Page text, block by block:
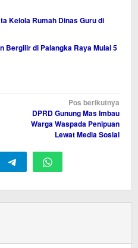
Kelola Rumah Dinas Guru di
Bergilir di Palangka Raya Mulai 5
Pos berikutnya
DPRD Gunung Mas Imbau
Warga Waspada Penipuan
Lewat Media Sosial